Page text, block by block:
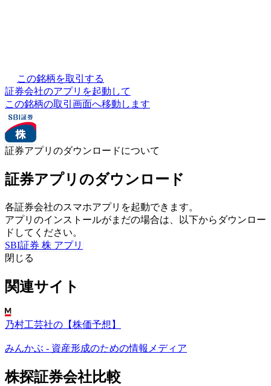
この銘柄を取引する
証券会社のアプリを起動して
この銘柄の取引画面へ移動します
証券アプリのダウンロードについて
証券アプリのダウンロード
各証券会社のスマホアプリを起動できます。
アプリのインストールがまだの場合は、以下からダウンロー
ドしてください。
SBI証券 株 アプリ
閉じる
関連サイト
乃村工芸社の【株価予想】
みんかぶ - 資産形成のための情報メディア
株探証券会社比較